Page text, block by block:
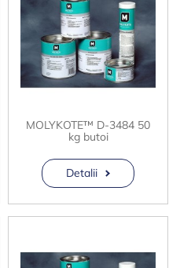
MOLYKOTE™ D-3484 50
kg butoi
Detalii